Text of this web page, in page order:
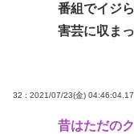
番組でイジ
害芸に収ま
32 : 2021/07/23(金) 04:46:04.17
昔はただの